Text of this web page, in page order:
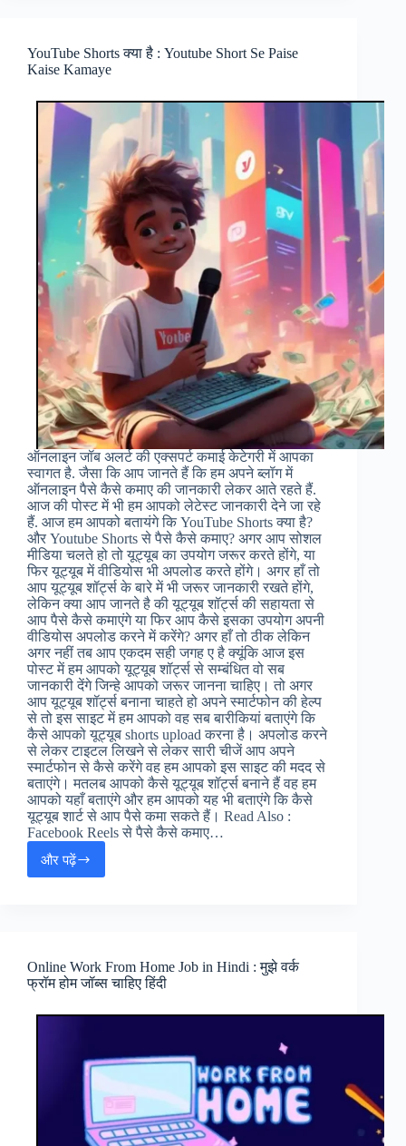
From
Home
in
YouTube Shorts क्या है : Youtube Short Se Paise
Kaise Kamaye
ऑनलाइन जॉब अलर्ट की एक्सपर्ट कमाई केटेगरी में आपका
स्वागत है. जैसा कि आप जानते हैं कि हम अपने ब्लॉग में
ऑनलाइन पैसे कैसे कमाए की जानकारी लेकर आते रहते हैं.
आज की पोस्ट में भी हम आपको लेटेस्ट जानकारी देने जा रहे
हैं. आज हम आपको बतायंगे कि YouTube Shorts क्या है?
और Youtube Shorts से पैसे कैसे कमाए? अगर आप सोशल
मीडिया चलते हो तो यूट्यूब का उपयोग जरूर करते होंगे, या
फिर यूट्यूब में वीडियोस भी अपलोड करते होंगे। अगर हाँ तो
आप यूट्यूब शॉर्ट्स के बारे में भी जरूर जानकारी रखते होंगे,
लेकिन क्या आप जानते है की यूट्यूब शॉर्ट्स की सहायता से
आप पैसे कैसे कमाएंगे या फिर आप कैसे इसका उपयोग अपनी
वीडियोस अपलोड करने में करेंगे? अगर हाँ तो ठीक लेकिन
अगर नहीं तब आप एकदम सही जगह ए है क्यूंकि आज इस
पोस्ट में हम आपको यूट्यूब शॉर्ट्स से सम्बंधित वो सब
जानकारी देंगे जिन्हे आपको जरूर जानना चाहिए। तो अगर
आप यूट्यूब शॉर्ट्स बनाना चाहते हो अपने स्मार्टफोन की हेल्प
से तो इस साइट में हम आपको वह सब बारीकियां बताएंगे कि
कैसे आपको यूट्यूब shorts upload करना है। अपलोड करने
से लेकर टाइटल लिखने से लेकर सारी चीजें आप अपने
स्मार्टफोन से कैसे करेंगे वह हम आपको इस साइट की मदद से
बताएंगे। मतलब आपको कैसे यूट्यूब शॉर्ट्स बनाने हैं वह हम
आपको यहाँ बताएंगे और हम आपको यह भी बताएंगे कि कैसे
यूट्यूब शार्ट से आप पैसे कमा सकते हैं। Read Also :
Facebook Reels से पैसे कैसे कमाए…
और पढ़ेंYouTube
Short
Se
Kaise
Online Work From Home Job in Hindi : मुझे वर्क
फ्रॉम होम जॉब्स चाहिए हिंदी